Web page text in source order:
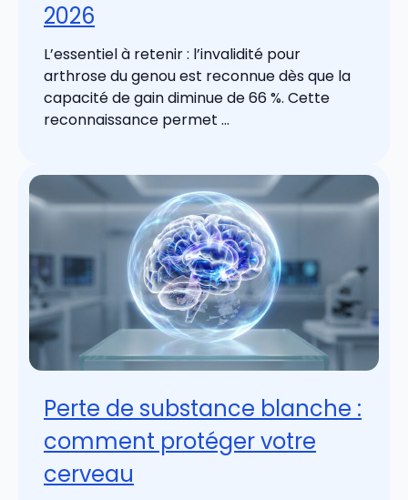
2026
L’essentiel à retenir : l’invalidité pour
arthrose du genou est reconnue dès que la
capacité de gain diminue de 66 %. Cette
reconnaissance permet ...
Perte de substance blanche :
comment protéger votre
cerveau